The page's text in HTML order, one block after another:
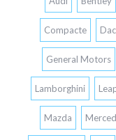
Compacte
General Motors
Lamborghini
Mazda